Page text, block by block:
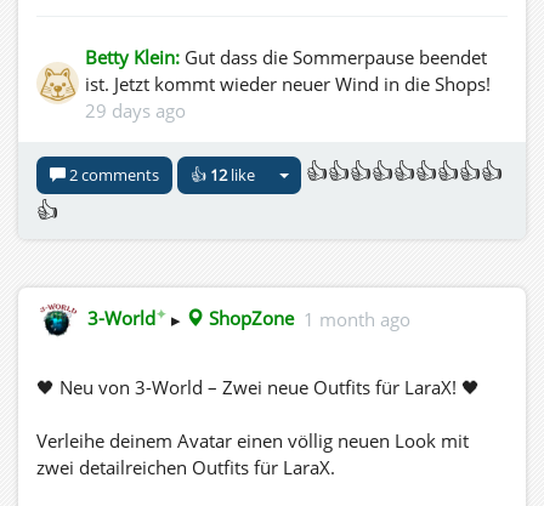
Betty Klein: Gut dass die Sommerpause beendet
ist. Jetzt kommt wieder neuer Wind in die Shops!
29 days ago
2 comments 👍 12like
👍👍👍👍👍👍👍👍👍
👍
3-World✦ ▸ ShopZone 1 month ago
🖤 Neu von 3-World – Zwei neue Outfits für LaraX! 🖤
Verleihe deinem Avatar einen völlig neuen Look mit
zwei detailreichen Outfits für LaraX.